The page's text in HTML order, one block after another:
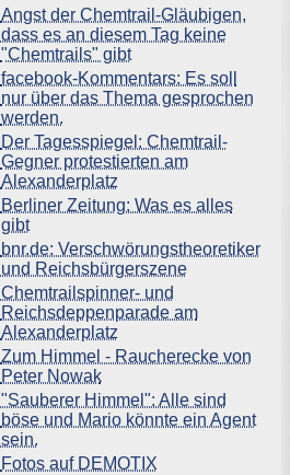
Angst der Chemtrail-Gläubigen,
dass es an diesem Tag keine
"Chemtrails" gibt
facebook-Kommentars: Es soll
nur über das Thema gesprochen
werden.
Der Tagesspiegel: Chemtrail-
Gegner protestierten am
Alexanderplatz
Berliner Zeitung: Was es alles
gibt
bnr.de: Verschwörungstheoretiker
und Reichsbürgerszene
Chemtrailspinner- und
Reichsdeppenparade am
Alexanderplatz
Zum Himmel - Raucherecke von
Peter Nowak
"Sauberer Himmel": Alle sind
böse und Mario könnte ein Agent
sein.
Fotos auf DEMOTIX